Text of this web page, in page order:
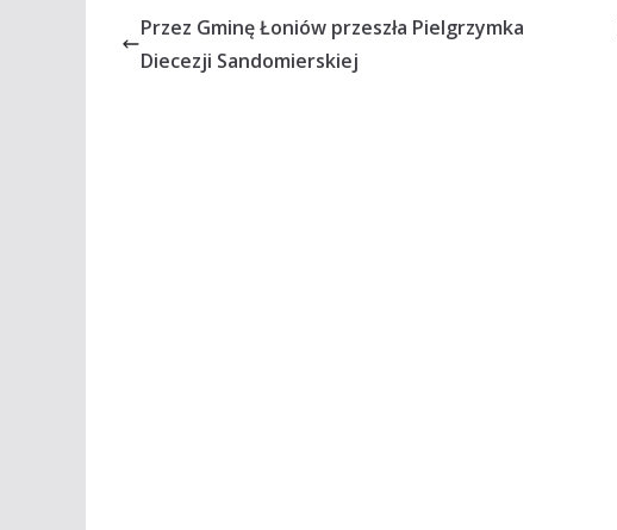
Przez Gminę Łoniów przeszła Pielgrzymka
Diecezji Sandomierskiej